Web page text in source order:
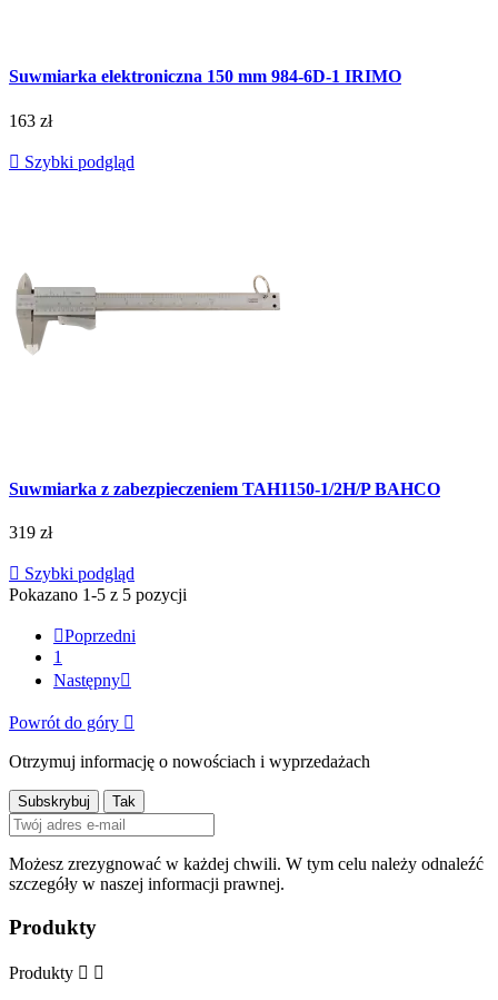
Suwmiarka elektroniczna 150 mm 984-6D-1 IRIMO
163 zł
 Szybki podgląd
Suwmiarka z zabezpieczeniem TAH1150-1/2H/P BAHCO
319 zł
 Szybki podgląd
Pokazano 1-5 z 5 pozycji
Poprzedni
1
Następny
Powrót do góry 
Otrzymuj informację o nowościach i wyprzedażach
Możesz zrezygnować w każdej chwili. W tym celu należy odnaleźć
szczegóły w naszej informacji prawnej.
Produkty
Produkty  